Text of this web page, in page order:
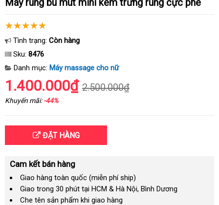
Máy rung bú mút mini kèm trứng rung cực phê
Tình trạng: Còn hàng
Sku: 8476
Danh mục: Máy massage cho nữ
1.400.000₫ 2.500.000₫
Khuyến mãi:-44%
ĐẶT HÀNG
Cam kết bán hàng
Giao hàng toàn quốc (miễn phí ship)
Giao trong 30 phút tại HCM & Hà Nội, Bình Dương
Che tên sản phẩm khi giao hàng